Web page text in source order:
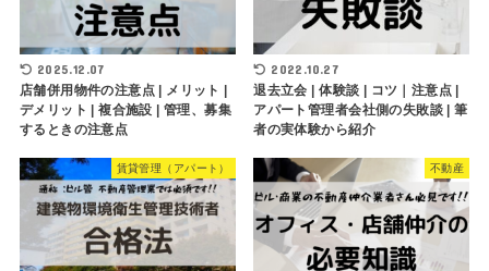
2025.12.07
店舗併用物件の注意点 | メリット |
デメリット | 複合施設 | 管理、募集
するときの注意点
2022.10.27
退去立会 | 体験談 | コツ｜注意点 |
アパート管理者会社側の失敗談 | 筆
者の実体験から紹介
賃貸管理（アパート） 不動産